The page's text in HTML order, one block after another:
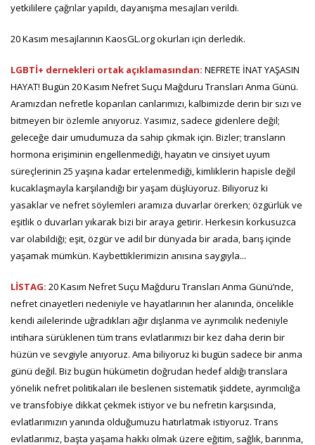
yetkililere çağrılar yapıldı, dayanışma mesajları verildi.
20 Kasım mesajlarının KaosGL.org okurları için derledik.
LGBTİ+ dernekleri ortak açıklamasından: NEFRETE İNAT YAŞASIN
HAYAT! Bugün 20 Kasım Nefret Suçu Mağduru Transları Anma Günü.
Aramızdan nefretle koparılan canlarımızı, kalbimizde derin bir sızı ve
bitmeyen bir özlemle anıyoruz. Yasımız, sadece gidenlere değil;
geleceğe dair umudumuza da sahip çıkmak için. Bizler; transların
hormona erişiminin engellenmediği, hayatın ve cinsiyet uyum
süreçlerinin 25 yaşına kadar ertelenmediği, kimliklerin hapisle değil
kucaklaşmayla karşılandığı bir yaşam düşlüyoruz. Biliyoruz ki
yasaklar ve nefret söylemleri aramıza duvarlar örerken; özgürlük ve
eşitlik o duvarları yıkarak bizi bir araya getirir. Herkesin korkusuzca
var olabildiği; eşit, özgür ve adil bir dünyada bir arada, barış içinde
yaşamak mümkün. Kaybettiklerimizin anısına saygıyla...
LİSTAG: 20 Kasım Nefret Suçu Mağduru Transları Anma Günü’nde,
nefret cinayetleri nedeniyle ve hayatlarının her alanında, öncelikle
kendi ailelerinde uğradıkları ağır dışlanma ve ayrımcılık nedeniyle
intihara sürüklenen tüm trans evlatlarımızı bir kez daha derin bir
hüzün ve sevgiyle anıyoruz. Ama biliyoruz ki bugün sadece bir anma
günü değil. Biz bugün hükümetin doğrudan hedef aldığı translara
yönelik nefret politikaları ile beslenen sistematik şiddete, ayrımcılığa
ve transfobiye dikkat çekmek istiyor ve bu nefretin karşısında,
evlatlarımızın yanında olduğumuzu hatırlatmak istiyoruz. Trans
evlatlarımız, başta yaşama hakkı olmak üzere eğitim, sağlık, barınma,